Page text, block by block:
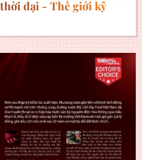
đại - Thế giới kỹ